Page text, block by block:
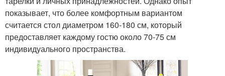
показывает, что более комфортным вариантом
считается стол диаметром 160-180 см, который
предоставляет каждому гостю около 70-75 см
индивидуального пространства.